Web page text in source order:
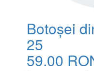
Botoșei
25
59.00